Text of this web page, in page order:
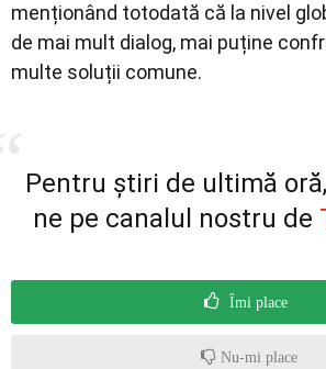
menționând totodată că la nivel
de mai mult dialog, mai puține
multe soluții comune.
Pentru știri de ultimă
ne pe canalul nostru de
Îmi place
Nu-mi place